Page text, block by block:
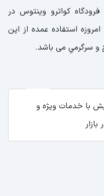
جايروكوپتر در نهم ژانويه 1923 فرودگاه كواترو وينتوس در
استفاده عمده از اين
و سرگرمي می باشد.
با خدمات ویژه و